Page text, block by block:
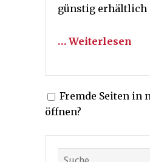
günstig erhältlich
… Weiterlesen
Fremde Seiten in
öffnen?